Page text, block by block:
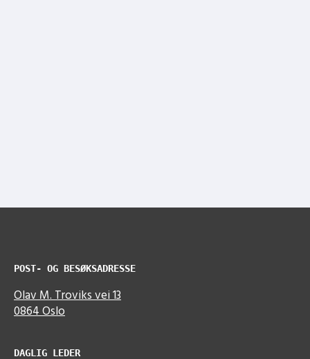
POST- OG BESØKSADRESSE
Olav M. Troviks vei 13
0864 Oslo
DAGLIG LEDER